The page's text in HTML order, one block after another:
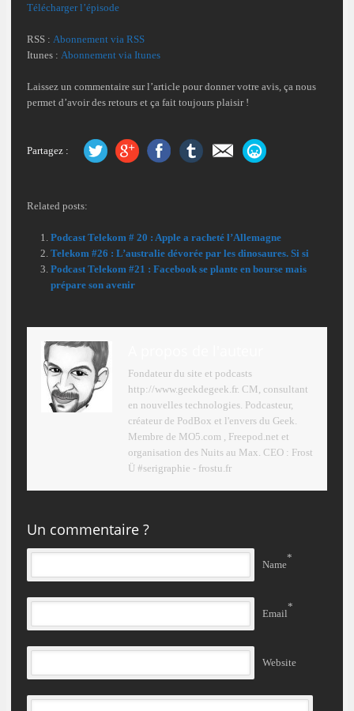
Télécharger l’épisode
RSS : Abonnement via RSS
Itunes : Abonnement via Itunes
Laissez un commentaire sur l’article pour donner votre avis, ça nous
permet d’avoir des retours et ça fait toujours plaisir !
Partagez :
Related posts:
Podcast Telekom # 20 : Apple a racheté l’Allemagne
Telekom #26 : L’australie dévorée par les dinosaures. Si si
Podcast Telekom #21 : Facebook se plante en bourse mais
prépare son avenir
Fondateur du site et podcasts
http://www.geekdegeek.fr. CM, consultant
en nouvelles technologies. Podcasteur,
créateur de PodBox et l'envers du Geek.
Membre de MO5.com , Freepod.net et
organisation des Nuits au Max. CEO : Frost
Ü #serigraphie - frostu.fr
Un commentaire ?
Name
*
Email
*
Website